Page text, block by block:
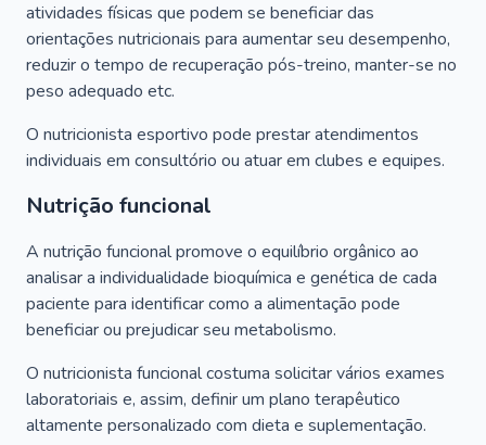
atividades físicas que podem se beneficiar das
orientações nutricionais para aumentar seu desempenho,
reduzir o tempo de recuperação pós-treino, manter-se no
peso adequado etc.
O nutricionista esportivo pode prestar atendimentos
individuais em consultório ou atuar em clubes e equipes.
Nutrição funcional
A nutrição funcional promove o equilíbrio orgânico ao
analisar a individualidade bioquímica e genética de cada
paciente para identificar como a alimentação pode
beneficiar ou prejudicar seu metabolismo.
O nutricionista funcional costuma solicitar vários exames
laboratoriais e, assim, definir um plano terapêutico
altamente personalizado com dieta e suplementação.